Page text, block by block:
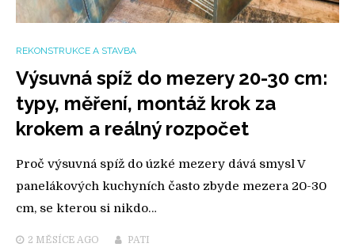
REKONSTRUKCE A STAVBA
Výsuvná spíž do mezery 20-30 cm:
typy, měření, montáž krok za
krokem a reálný rozpočet
Proč výsuvná spíž do úzké mezery dává smysl V
panelákových kuchyních často zbyde mezera 20-30
cm, se kterou si nikdo…
2 MĚSÍCE AGO PATI